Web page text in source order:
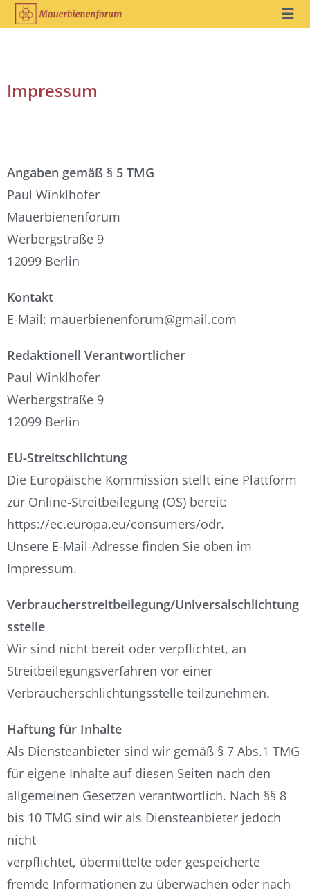
Impressum
Angaben gemäß § 5 TMG
Paul Winklhofer
Mauerbienenforum
Werbergstraße 9
12099 Berlin
Kontakt
E-Mail: mauerbienenforum@gmail.com
Redaktionell Verantwortlicher
Paul Winklhofer
Werbergstraße 9
12099 Berlin
EU-Streitschlichtung
Die Europäische Kommission stellt eine Plattform
zur Online-Streitbeilegung (OS) bereit:
https://ec.europa.eu/consumers/odr.
Unsere E-Mail-Adresse finden Sie oben im
Impressum.
Verbraucherstreitbeilegung/Universalschlichtung
sstelle
Wir sind nicht bereit oder verpflichtet, an
Streitbeilegungsverfahren vor einer
Verbraucherschlichtungsstelle teilzunehmen.
Haftung für Inhalte
Als Diensteanbieter sind wir gemäß § 7 Abs.1 TMG
für eigene Inhalte auf diesen Seiten nach den
allgemeinen Gesetzen verantwortlich. Nach §§ 8
bis 10 TMG sind wir als Diensteanbieter jedoch
nicht
verpflichtet, übermittelte oder gespeicherte
fremde Informationen zu überwachen oder nach